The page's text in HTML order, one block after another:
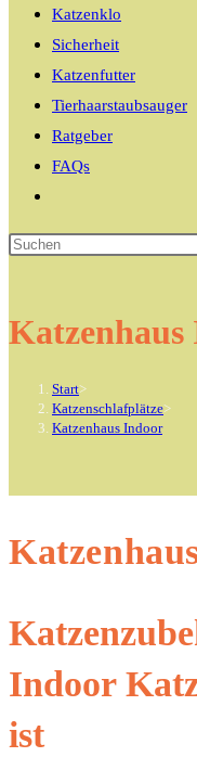
Katzenklo
Sicherheit
Katzenfutter
Tierhaarstaubsauger
Ratgeber
FAQs
umschalten
Start>
Katzenschlafplätze>
Katzenhaus Indoor
Indoor
ist